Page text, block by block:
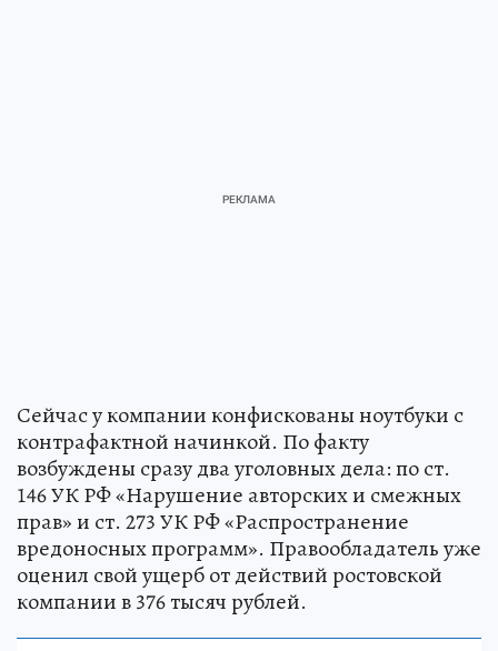
Сейчас у компании конфискованы ноутбуки с
контрафактной начинкой. По факту
возбуждены сразу два уголовных дела: по ст.
146 УК РФ «Нарушение авторских и смежных
прав» и ст. 273 УК РФ «Распространение
вредоносных программ». Правообладатель уже
оценил свой ущерб от действий ростовской
компании в 376 тысяч рублей.